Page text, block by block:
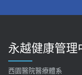
肥胖害到膽囊！膽結石
永越健康管理
西園醫院醫療體系